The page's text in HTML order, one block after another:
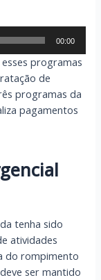
00:00
programas
de
programas da
pagamentos
tenha sido
atividades
do rompimento
ser mantido